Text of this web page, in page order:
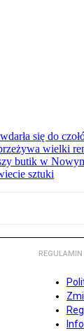
się do
wielki
butik w
sztuki
REGULAMIN